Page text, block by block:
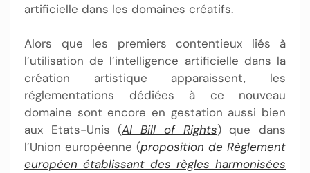
artificielle dans les domaines créatifs.
Alors que les premiers contentieux liés à
l’utilisation de l’intelligence artificielle dans la
création artistique apparaissent, les
réglementations dédiées à ce nouveau
domaine sont encore en gestation aussi bien
aux Etats-Unis (AI Bill of Rights) que dans
l’Union européenne (proposition de Règlement
européen établissant des règles harmonisées